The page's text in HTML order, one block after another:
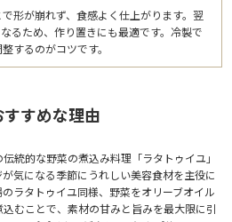
形が崩れず、食感よく仕上がります。翌
るため、作り置きにも最適です。冷製で
するのがコツです。
すめな理由
統的な野菜の煮込み料理「ラタトゥイユ」
気になる季節にうれしい美容食材を主役に
ラタトゥイユ同様、野菜をオリーブオイル
むことで、素材の甘みと旨みを最大限に引